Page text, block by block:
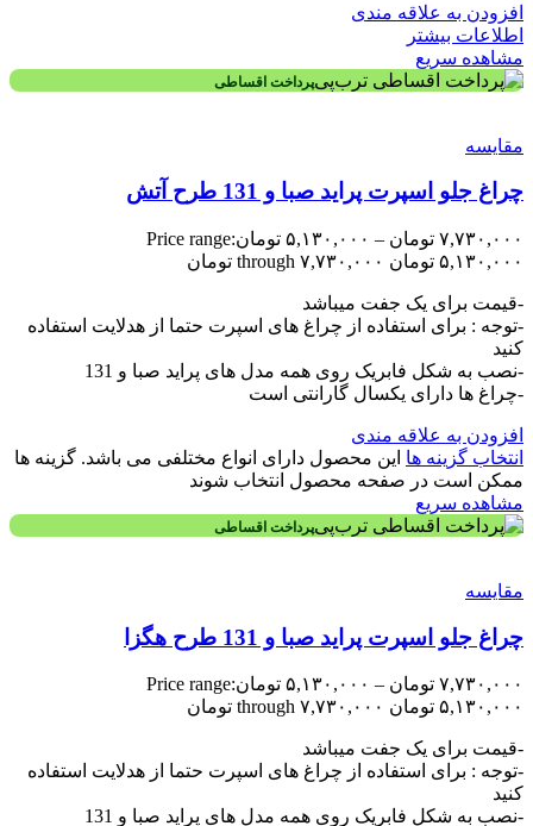
افزودن به علاقه مندی
اطلاعات بیشتر
مشاهده سریع
پرداخت اقساطی
مقایسه
چراغ جلو اسپرت پراید صبا و 131 طرح آتش
۷,۷۳۰,۰۰۰ تومان – ۵,۱۳۰,۰۰۰ تومانPrice range:
۵,۱۳۰,۰۰۰ تومان through ۷,۷۳۰,۰۰۰ تومان
-قیمت برای یک جفت میباشد
-توجه : برای استفاده از چراغ های اسپرت حتما از هدلایت استفاده
کنید
-نصب به شکل فابریک روی همه مدل های پراید صبا و 131
-چراغ ها دارای یکسال گارانتی است
افزودن به علاقه مندی
انتخاب گزینه ها این محصول دارای انواع مختلفی می باشد. گزینه ها
ممکن است در صفحه محصول انتخاب شوند
مشاهده سریع
پرداخت اقساطی
مقایسه
چراغ جلو اسپرت پراید صبا و 131 طرح هگزا
۷,۷۳۰,۰۰۰ تومان – ۵,۱۳۰,۰۰۰ تومانPrice range:
۵,۱۳۰,۰۰۰ تومان through ۷,۷۳۰,۰۰۰ تومان
-قیمت برای یک جفت میباشد
-توجه : برای استفاده از چراغ های اسپرت حتما از هدلایت استفاده
کنید
-نصب به شکل فابریک روی همه مدل های پراید صبا و 131